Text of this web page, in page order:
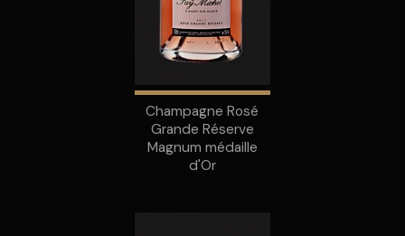
Champagne Rosé
Grande Réserve
Magnum médaille
d'Or